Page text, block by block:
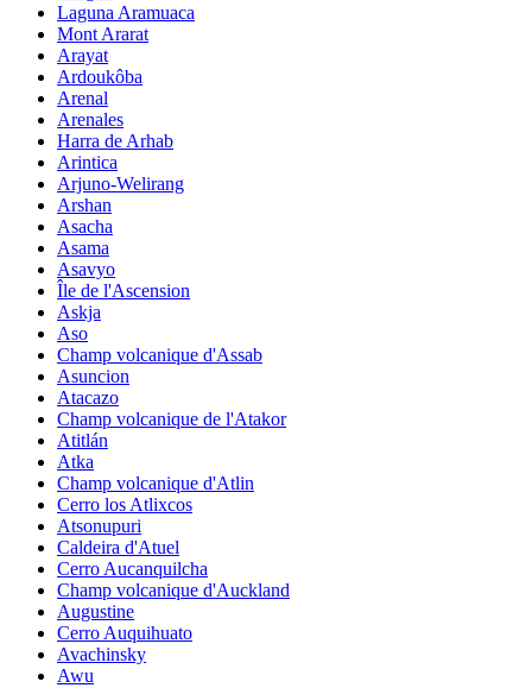
Laguna Aramuaca
Mont Ararat
Arayat
Ardoukôba
Arenal
Arenales
Harra de Arhab
Arintica
Arjuno-Welirang
Arshan
Asacha
Asama
Asavyo
Île de l'Ascension
Askja
Aso
Champ volcanique d'Assab
Asuncion
Atacazo
Champ volcanique de l'Atakor
Atitlán
Atka
Champ volcanique d'Atlin
Cerro los Atlixcos
Atsonupuri
Caldeira d'Atuel
Cerro Aucanquilcha
Champ volcanique d'Auckland
Augustine
Cerro Auquihuato
Avachinsky
Awu